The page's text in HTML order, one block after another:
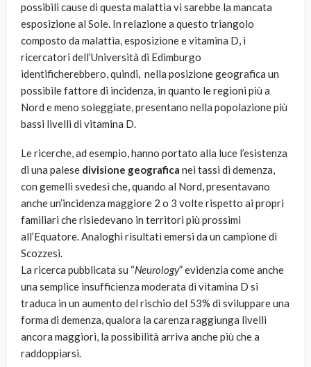
possibili cause di questa malattia vi sarebbe la mancata
esposizione al Sole. In relazione a questo triangolo
composto da malattia, esposizione e vitamina D, i
ricercatori dell’Università di Edimburgo
identificherebbero, quindi, nella posizione geografica un
possibile fattore di incidenza, in quanto le regioni più a
Nord e meno soleggiate, presentano nella popolazione più
bassi livelli di vitamina D.
Le ricerche, ad esempio, hanno portato alla luce l’esistenza
di una palese divisione geografica nei tassi di demenza,
con gemelli svedesi che, quando al Nord, presentavano
anche un’incidenza maggiore 2 o 3 volte rispetto ai propri
familiari che risiedevano in territori più prossimi
all’Equatore. Analoghi risultati emersi da un campione di
Scozzesi.
La ricerca pubblicata su “Neurology” evidenzia come anche
una semplice insufficienza moderata di vitamina D si
traduca in un aumento del rischio del 53% di sviluppare una
forma di demenza, qualora la carenza raggiunga livelli
ancora maggiori, la possibilità arriva anche più che a
raddoppiarsi.